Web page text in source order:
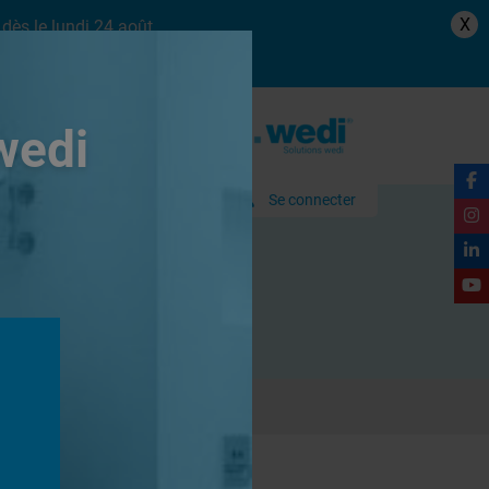
le lundi 24 août. X
Se connecter